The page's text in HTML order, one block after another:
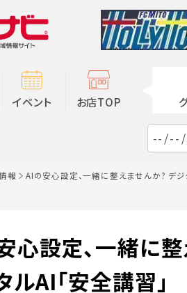
イベント お店TOP
報 AIの安心設定、一緒に整えませんか? デジ
心設定、一緒に
ルAI「安全講習」